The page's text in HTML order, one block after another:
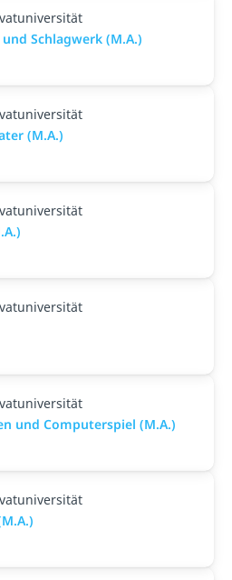
Schlagwerk (M.A.)
(M.A.)
und Computerspiel (M.A.)